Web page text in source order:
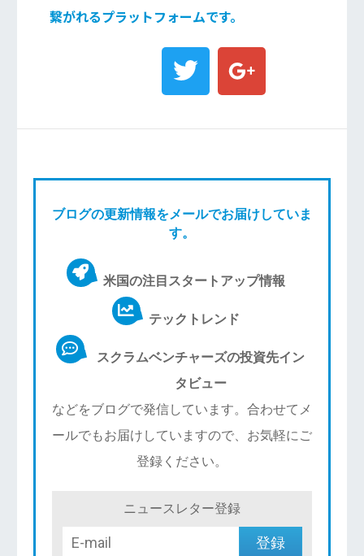
繋がれるプラットフォームです。
ブログの更新情報をメールでお届けしていま
す。
米国の注目スタートアップ情報
テックトレンド
スクラムベンチャーズの投資先イン
タビュー
などをブログで発信しています。合わせてメ
ールでもお届けしていますので、お気軽にご
登録ください。
ニュースレター登録